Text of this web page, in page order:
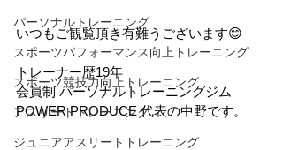
パーソナルトレーニング
スポーツパフォーマンス向上トレーニング
スポーツ競技力向上トレーニング
アスリートトレーニング
ジュニアアスリートトレーニング
いつもご観覧頂き有難うございます😊
トレーナー歴19年
会員制 パーソナルトレーニングジム
POWER PRODUCE 代表の中野です。